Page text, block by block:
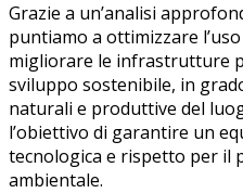
Grazie a un’analisi
puntiamo a ottimizzare
migliorare le infrastrutture
sviluppo sostenibile, in
naturali e produttive del
l’obiettivo di garantire un
tecnologica e rispetto per il
ambientale.